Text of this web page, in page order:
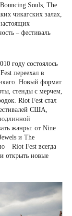
Souls, The
чикагских залах,
– фестиваль
году состоялось
переехал в
Новый формат
стенды с мерчем,
Riot Fest стал
США,
жанры: от Nine
и The
– Riot Fest всегда
открыть новые